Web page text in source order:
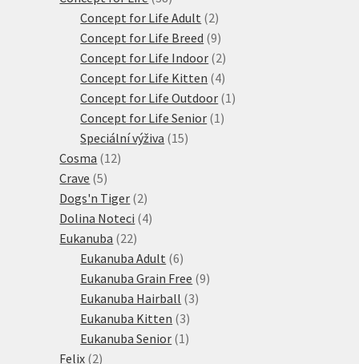
produktů
Concept for Life Adult 22
produkty
Concept for Life Breed 99
produktů
Concept for Life Indoor 22
produkty
Concept for Life Kitten 44
produkty
Concept for Life Outdoor 1 1
Concept for Life Senior 1 1
Speciální výživa 1515
Cosma 1212
Crave 55
produktů
Dogs'n Tiger 22
produkty
Dolina Noteci 44
Eukanuba 2222
produktů
Eukanuba Adult 66
produktů
Eukanuba Grain Free 99
Eukanuba Hairball 33
Eukanuba Kitten 33
produkty
Eukanuba Senior 1 1
Felix 22